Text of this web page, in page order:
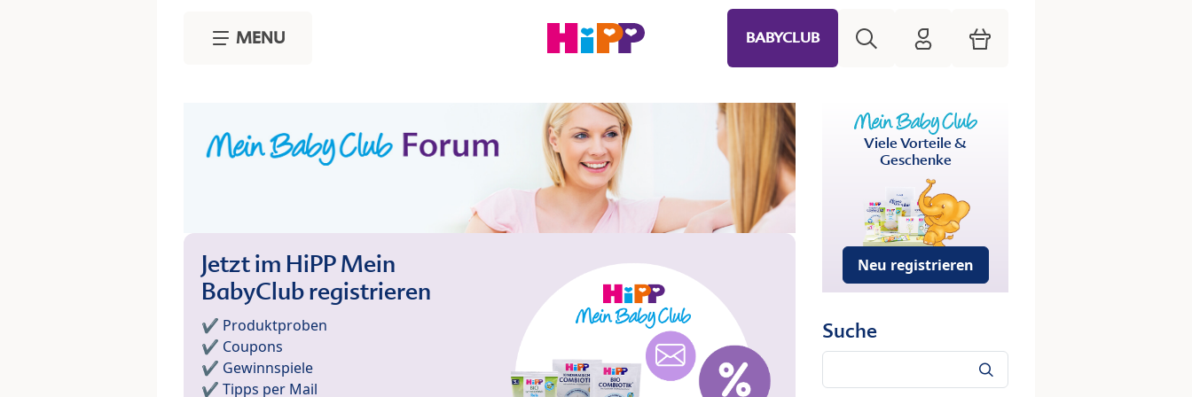
MENU BABYCLUB HiPP Mein Babyclub
Warenkorb
Jetzt im HiPP Mein
BabyClub registrieren
✔️ Produktproben
✔️ Coupons
✔️ Gewinnspiele
✔️ Tipps per Mail
Viele Vorteile &
Geschenke
Neu registrieren
Suche